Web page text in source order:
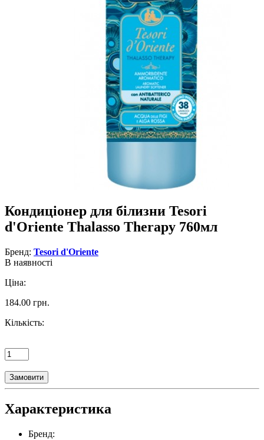
Кондиціонер для білизни Tesori
d'Oriente Thalasso Therapy 760мл
Бренд: Tesori d'Oriente
В наявності
Ціна:
184.00 грн.
Кількість:
Замовити
Характеристика
Бренд: